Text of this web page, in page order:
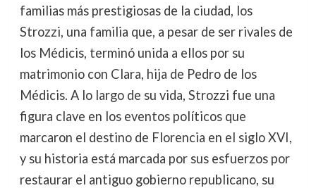
familias más prestigiosas de la ciudad, los
Strozzi, una familia que, a pesar de ser rivales de
los Médicis, terminó unida a ellos por su
matrimonio con Clara, hija de Pedro de los
Médicis. A lo largo de su vida, Strozzi fue una
figura clave en los eventos políticos que
marcaron el destino de Florencia en el siglo XVI,
y su historia está marcada por sus esfuerzos por
restaurar el antiguo gobierno republicano, su